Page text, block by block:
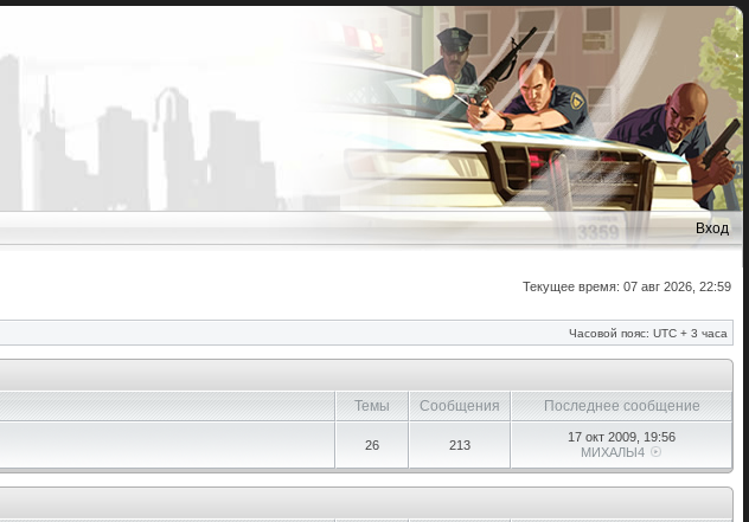
Вход
Текущее время: 07 авг 2026, 22:59
Часовой пояс: UTC + 3 часа
Темы Сообщения
Последнее сообщение
26 213
17 окт 2009, 19:56
МИХАЛЫ4